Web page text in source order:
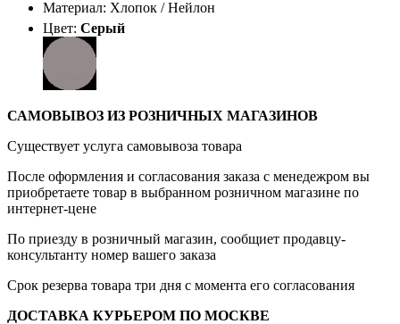
Материал: Хлопок / Нейлон
Цвет: Серый
САМОВЫВОЗ ИЗ РОЗНИЧНЫХ МАГАЗИНОВ
Существует услуга самовывоза товара
После оформления и согласования заказа с менедежром вы
приобретаете товар в выбранном розничном магазине по
интернет-цене
По приезду в розничный магазин, сообщиет продавцу-
консультанту номер вашего заказа
Срок резерва товара три дня с момента его согласования
ДОСТАВКА КУРЬЕРОМ ПО МОСКВЕ